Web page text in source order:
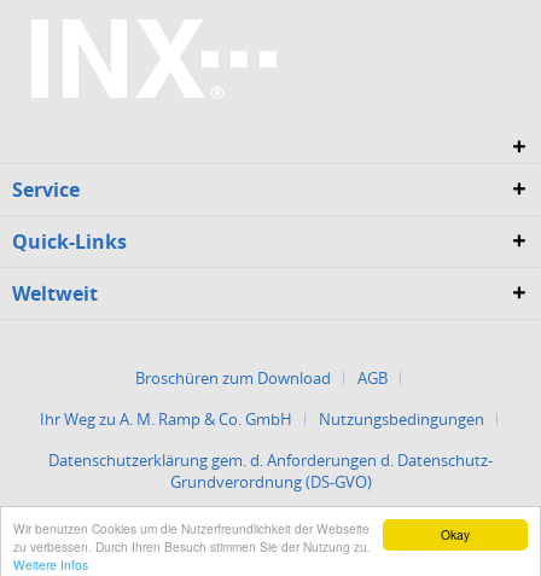
Okay
Wir benutzen Cookies um die Nutzerfreundlichkeit der Webseite
zu verbessen. Durch Ihren Besuch stimmen Sie der Nutzung zu.
Weitere Infos
Service
Quick-Links
Weltweit
Broschüren zum Download
AGB
Ihr Weg zu A. M. Ramp & Co. GmbH
Nutzungsbedingungen
Datenschutzerklärung gem. d. Anforderungen d. Datenschutz-
Grundverordnung (DS-GVO)
Impressum